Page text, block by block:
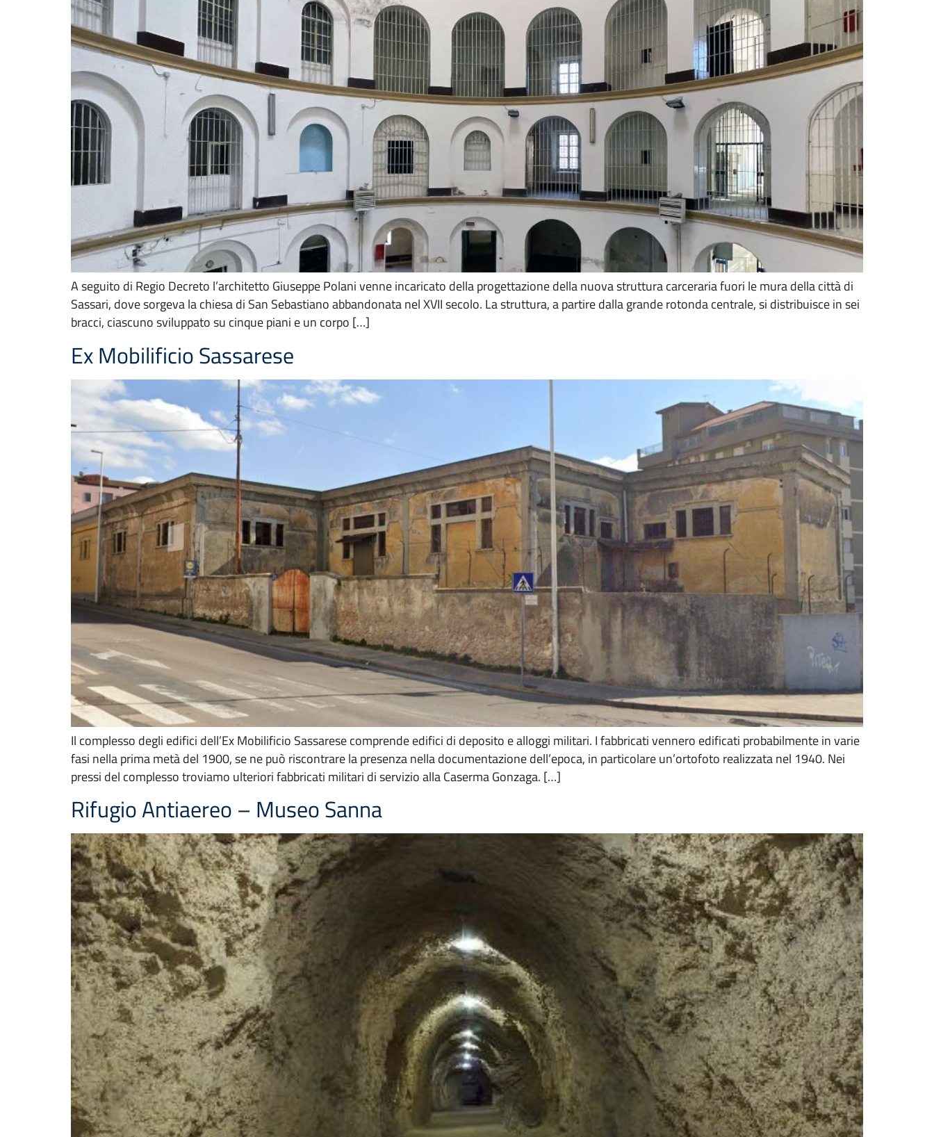
A seguito di Regio Decreto l’architetto Giuseppe Polani venne incaricato della progettazione della nuova struttura carceraria fuori le mura della città di
Sassari, dove sorgeva la chiesa di San Sebastiano abbandonata nel XVII secolo. La struttura, a partire dalla grande rotonda centrale, si distribuisce in sei
bracci, ciascuno sviluppato su cinque piani e un corpo […]
Ex Mobilificio Sassarese
Il complesso degli edifici dell’Ex Mobilificio Sassarese comprende edifici di deposito e alloggi militari. I fabbricati vennero edificati probabilmente in varie
fasi nella prima metà del 1900, se ne può riscontrare la presenza nella documentazione dell’epoca, in particolare un’ortofoto realizzata nel 1940. Nei
pressi del complesso troviamo ulteriori fabbricati militari di servizio alla Caserma Gonzaga. […]
Rifugio Antiaereo – Museo Sanna